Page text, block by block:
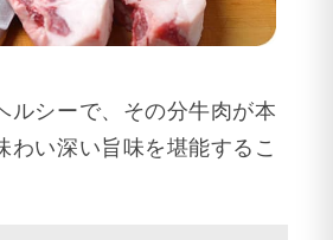
ルシーで、その分牛肉が本
わい深い旨味を堪能するこ